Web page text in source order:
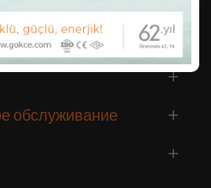
обслуживание